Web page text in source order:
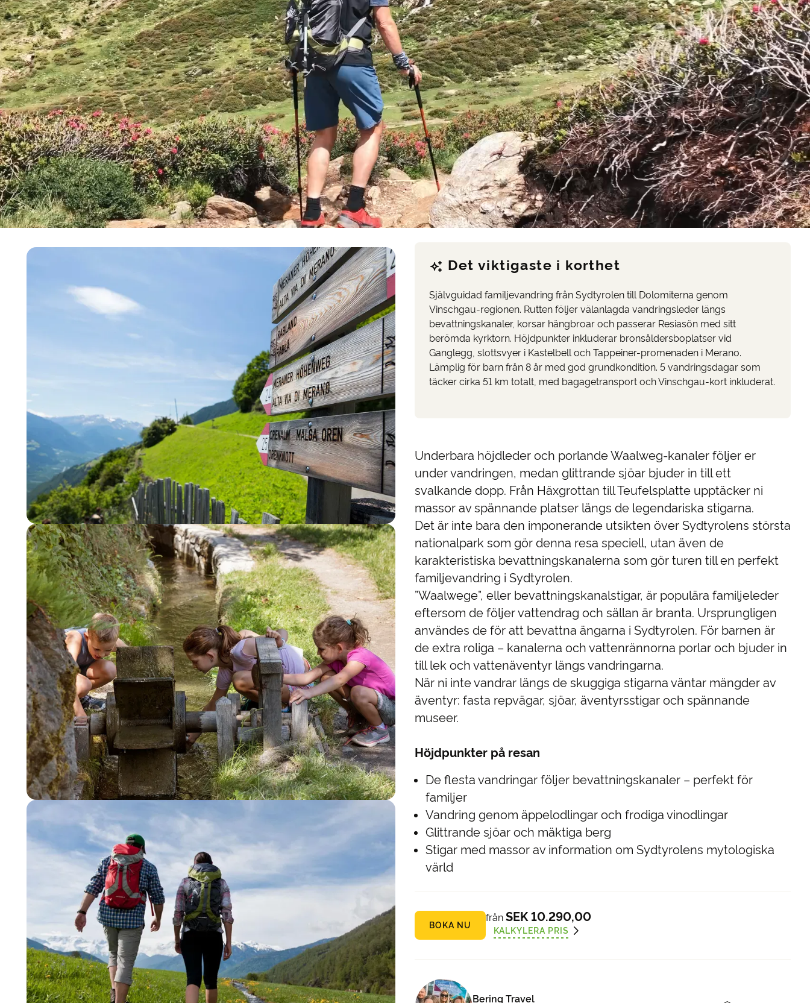
Det viktigaste i korthet
Självguidad familjevandring från Sydtyrolen till Dolomiterna genom
Vinschgau-regionen. Rutten följer välanlagda vandringsleder längs
bevattningskanaler, korsar hängbroar och passerar Resiasön med sitt
berömda kyrktorn. Höjdpunkter inkluderar bronsåldersboplatser vid
Ganglegg, slottsvyer i Kastelbell och Tappeiner-promenaden i Merano.
Lämplig för barn från 8 år med god grundkondition. 5 vandringsdagar som
täcker cirka 51 km totalt, med bagagetransport och Vinschgau-kort inkluderat.
Underbara höjdleder och porlande Waalweg-kanaler följer er
under vandringen, medan glittrande sjöar bjuder in till ett
svalkande dopp. Från Häxgrottan till Teufelsplatte upptäcker ni
massor av spännande platser längs de legendariska stigarna.
Det är inte bara den imponerande utsikten över Sydtyrolens största
nationalpark som gör denna resa speciell, utan även de
karakteristiska bevattningskanalerna som gör turen till en perfekt
familjevandring i Sydtyrolen.
”Waalwege”, eller bevattningskanalstigar, är populära familjele­der
eftersom de följer vattendrag och sällan är branta. Ursprungligen
användes de för att bevattna ängarna i Sydtyrolen. För barnen är
de extra roliga – kanalerna och vattenrännorna porlar och bjuder in
till lek och vattenäventyr längs vandringarna.
När ni inte vandrar längs de skuggiga stigarna väntar mängder av
äventyr: fasta repvägar, sjöar, äventyrsstigar och spännande
museer.
Höjdpunkter på resan
De flesta vandringar följer bevattningskanaler – perfekt för
familjer
Vandring genom äppelodlingar och frodiga vinodlingar
Glittrande sjöar och mäktiga berg
Stigar med massor av information om Sydtyrolens mytologiska
värld
BOKA NU
från SEK 10.290,00
KALKYLERA PRIS
Bering Travel